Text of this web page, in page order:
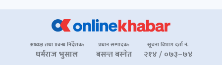
अध्यक्ष तथा प्रबन्ध निर्देशक:
धर्मराज भुसाल
प्रधान सम्पादक:
बसन्त बस्नेत
सूचना विभाग दर्ता नं.
२१४ / ०७३–७४